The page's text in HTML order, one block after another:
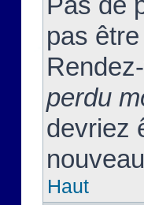
pas
perdu
devriez
Haut